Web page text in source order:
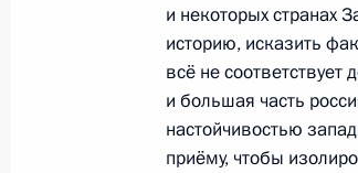
Рабочая встреча с
Фёдоровым
22 апреля 2015 года,
и некоторых странах
историю, исказить
всё не
и большая часть
настойчивостью
приёму, чтобы